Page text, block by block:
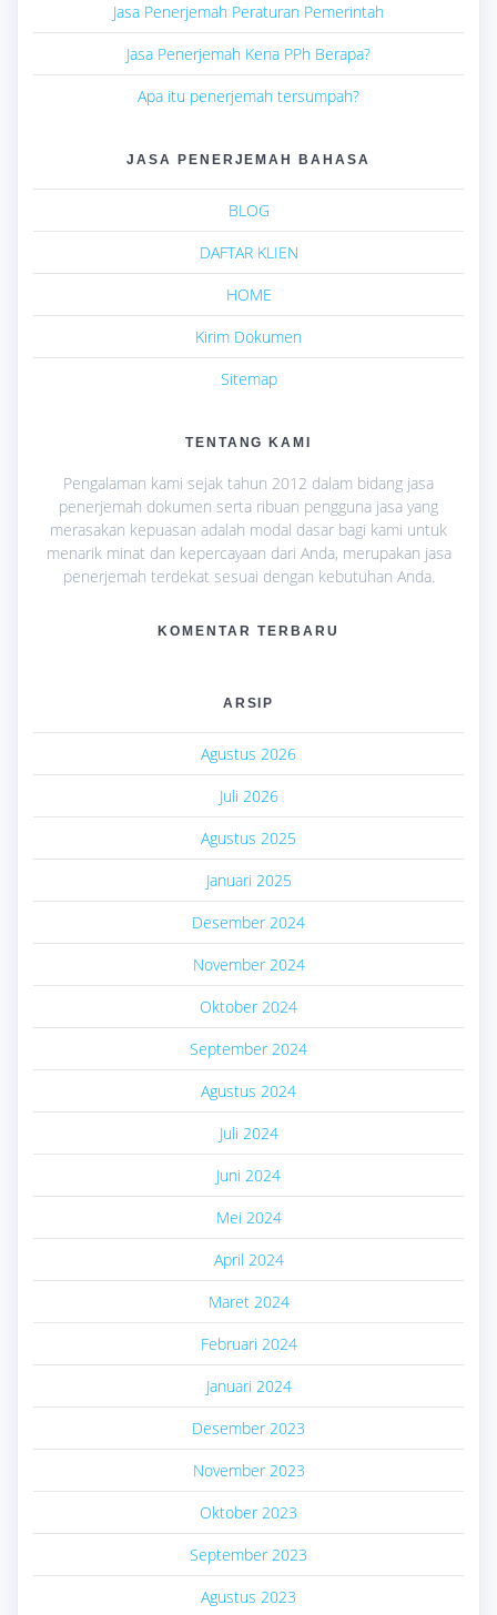
Jasa Penerjemah Peraturan Pemerintah
Jasa Penerjemah Kena PPh Berapa?
Apa itu penerjemah tersumpah?
JASA PENERJEMAH BAHASA
BLOG
DAFTAR KLIEN
HOME
Kirim Dokumen
Sitemap
TENTANG KAMI
Pengalaman kami sejak tahun 2012 dalam bidang jasa
penerjemah dokumen serta ribuan pengguna jasa yang
merasakan kepuasan adalah modal dasar bagi kami untuk
menarik minat dan kepercayaan dari Anda, merupakan jasa
penerjemah terdekat sesuai dengan kebutuhan Anda.
KOMENTAR TERBARU
ARSIP
Agustus 2026
Juli 2026
Agustus 2025
Januari 2025
Desember 2024
November 2024
Oktober 2024
September 2024
Agustus 2024
Juli 2024
Juni 2024
Mei 2024
April 2024
Maret 2024
Februari 2024
Januari 2024
Desember 2023
November 2023
Oktober 2023
September 2023
Agustus 2023